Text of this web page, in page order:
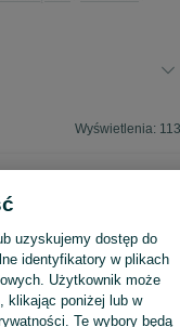
10 Professional
zakupu.
dystrybucyjnej.
odbioru
Wyświetlenia:
uzyskujemy dostęp do
identyfikatory w plikach
Użytkownik może
klikając poniżej lub w
Te wybory będą